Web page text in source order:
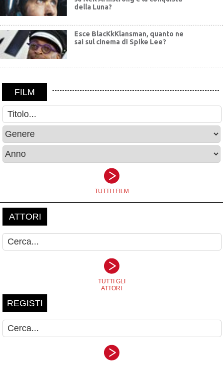
della Luna?
Esce BlacKkKlansman, quanto ne
sai sul cinema di Spike Lee?